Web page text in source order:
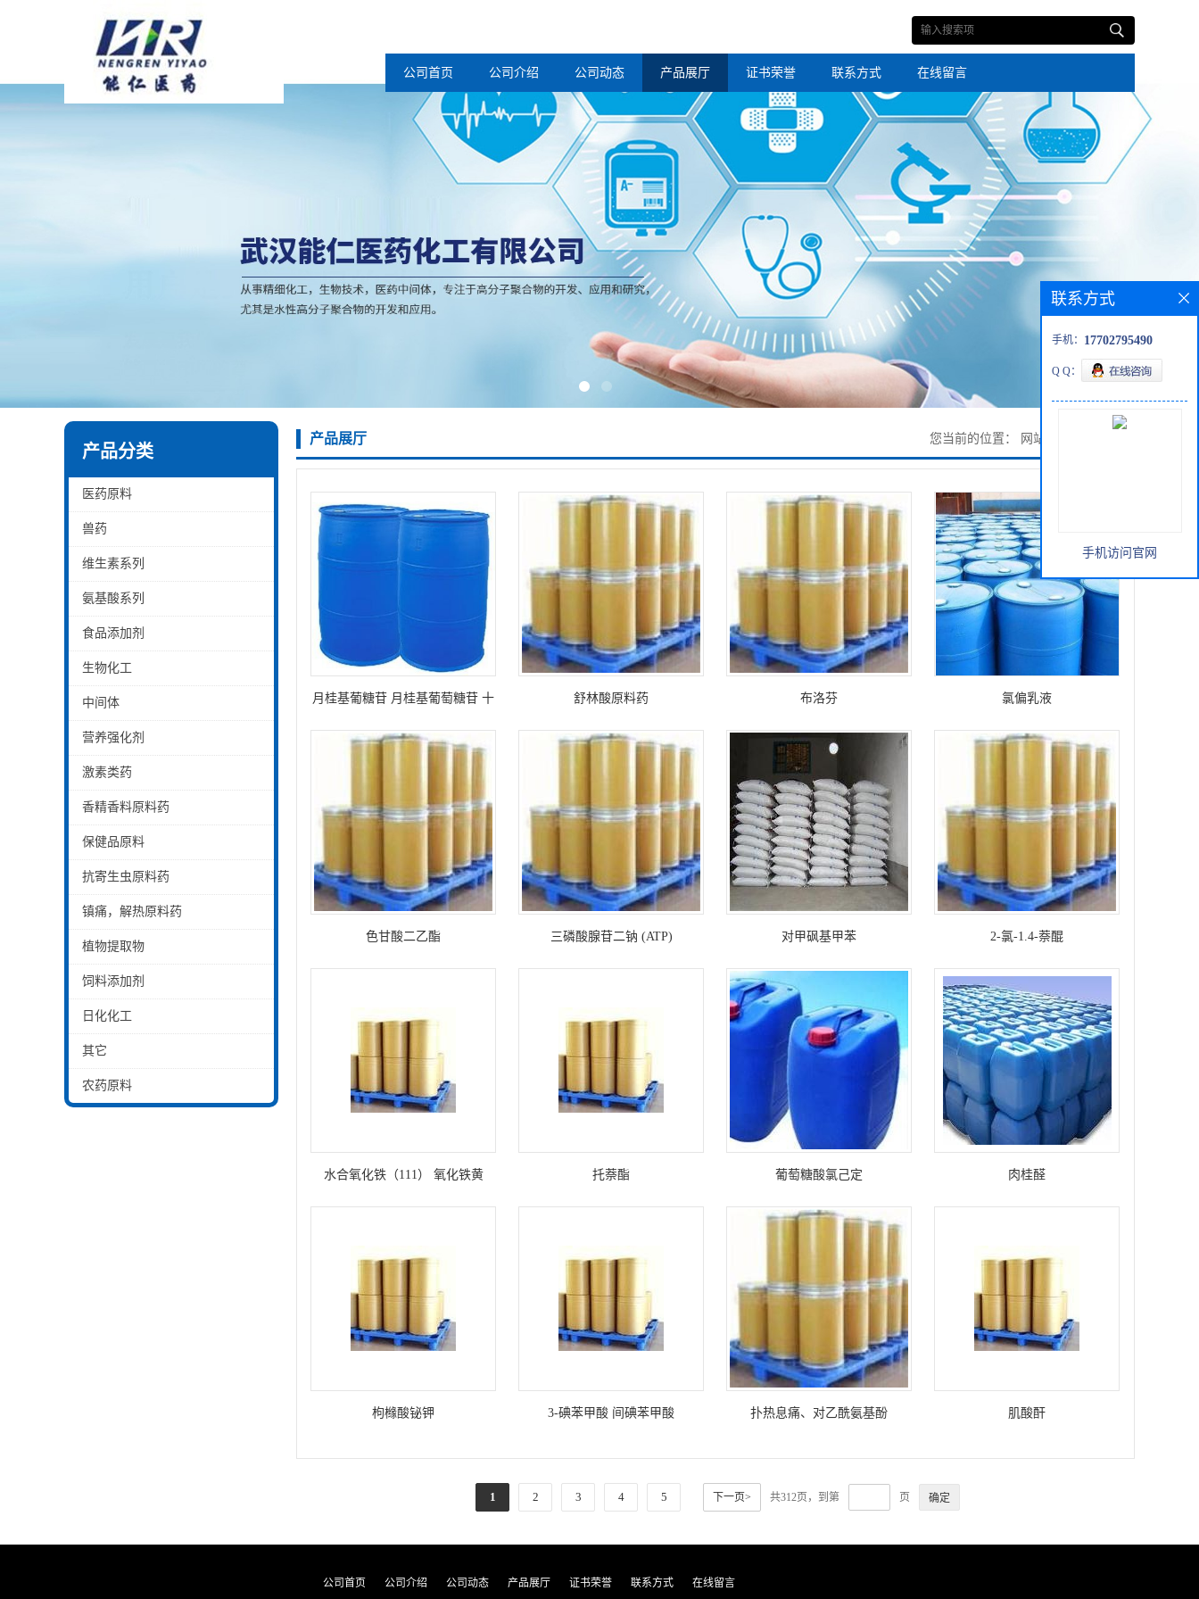
公司首页 公司介绍 公司动态 产品展厅 证书荣誉 联系方式 在线留言
产品分类
医药原料
兽药
维生素系列
氨基酸系列
食品添加剂
生物化工
中间体
营养强化剂
激素类药
香精香料原料药
保健品原料
抗寄生虫原料药
镇痛，解热原料药
植物提取物
饲料添加剂
日化化工
其它
农药原料
产品展厅 您当前的位置： 网站首页
月桂基葡糖苷 月桂基葡萄糖苷 十
舒林酸原料药 布洛芬 氯偏乳液
色甘酸二乙酯 三磷酸腺苷二钠 (ATP) 对甲砜基甲苯 2-氯-1.4-萘醌
水合氧化铁（111） 氧化铁黄 托萘酯 葡萄糖酸氯己定 肉桂醛
枸橼酸铋钾 3-碘苯甲酸 间碘苯甲酸 扑热息痛、对乙酰氨基酚 肌酸酐
1 2 3 4 5 下一页> 共312页，到第 页
联系方式
手机： 17702795490
Q Q：
手机访问官网
公司首页 公司介绍 公司动态 产品展厅 证书荣誉 联系方式 在线留言